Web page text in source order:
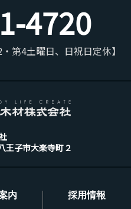
4720
第4土曜日、日祝日定休】
王子市大楽寺町２
内 採用情報